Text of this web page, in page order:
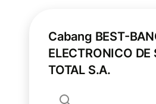
Cabang BEST-
ELECTRONICO DE
TOTAL S.A.